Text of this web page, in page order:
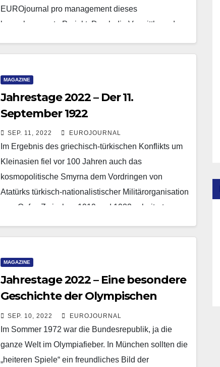
EUROjournal pro management dieses
bemerkenswerte Projekt. Durch die Vermittlung des
MAGAZINE
Jahrestage 2022 – Der 11.
September 1922
SEP. 11, 2022 EUROJOURNAL
Im Ergebnis des griechisch-türkischen Konflikts um
Kleinasien fiel vor 100 Jahren auch das
kosmopolitische Smyrna dem Vordringen von
Atatürks türkisch-nationalistischer Militärorganisation
zum Opfer. Zwischen 1919 und 1922 scheiterten
MAGAZINE
Jahrestage 2022 – Eine besondere
Geschichte der Olympischen
Spiele 1972
SEP. 10, 2022 EUROJOURNAL
Im Sommer 1972 war die Bundesrepublik, ja die
ganze Welt im Olympiafieber. In München sollten die
„heiteren Spiele“ ein freundliches Bild der